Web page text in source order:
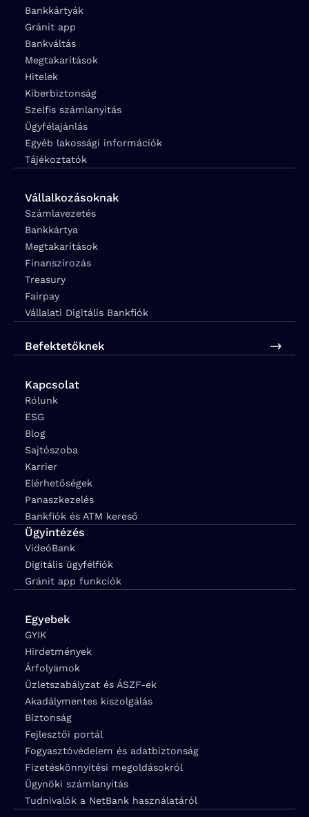
Bankkártyák
Gránit app
Bankváltás
Megtakarítások
Hitelek
Kiberbiztonság
Szelfis számlanyitás
Ügyfélajánlás
Egyéb lakossági információk
Tájékoztatók
Vállalkozásoknak
Számlavezetés
Bankkártya
Megtakarítások
Finanszírozás
Treasury
Fairpay
Vállalati Digitális Bankfiók
Befektetőknek
Kapcsolat
Rólunk
ESG
Blog
Sajtószoba
Karrier
Elérhetőségek
Panaszkezelés
Bankfiók és ATM kereső
Ügyintézés
VideóBank
Digitális ügyfélfiók
Gránit app funkciók
Egyebek
GYIK
Hirdetmények
Árfolyamok
Üzletszabályzat és ÁSZF-ek
Akadálymentes kiszolgálás
Biztonság
Fejlesztői portál
Fogyasztóvédelem és adatbiztonság
Fizetéskönnyítési megoldásokról
Ügynöki számlanyitás
Tudnivalók a NetBank használatáról